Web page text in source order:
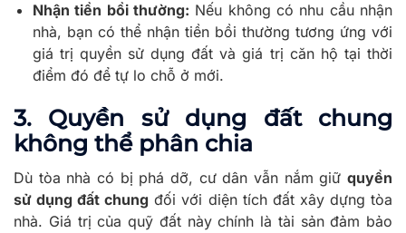
Nhận tiền bồi thường: Nếu không có nhu cầu nhận
nhà, bạn có thể nhận tiền bồi thường tương ứng với
giá trị quyền sử dụng đất và giá trị căn hộ tại thời
điểm đó để tự lo chỗ ở mới.
3. Quyền sử dụng đất chung
không thể phân chia
Dù tòa nhà có bị phá dỡ, cư dân vẫn nắm giữ quyền
sử dụng đất chung đối với diện tích đất xây dựng tòa
nhà. Giá trị của quỹ đất này chính là tài sản đảm bảo